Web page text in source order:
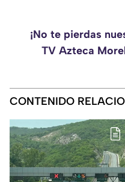
¡No te pierdas
TV Azteca
CONTENIDO